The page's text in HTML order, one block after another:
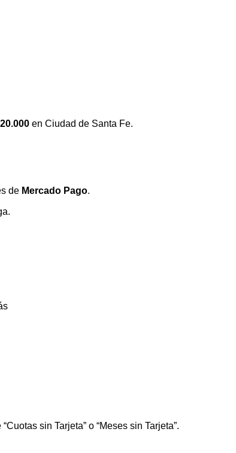
en Ciudad de Santa Fe.
de Mercado Pago.
sin Tarjeta” o “Meses sin Tarjeta”.